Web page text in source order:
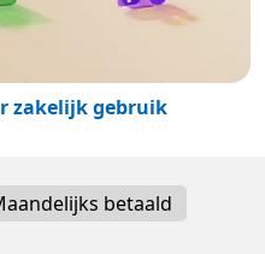
zakelijk gebruik
betaald